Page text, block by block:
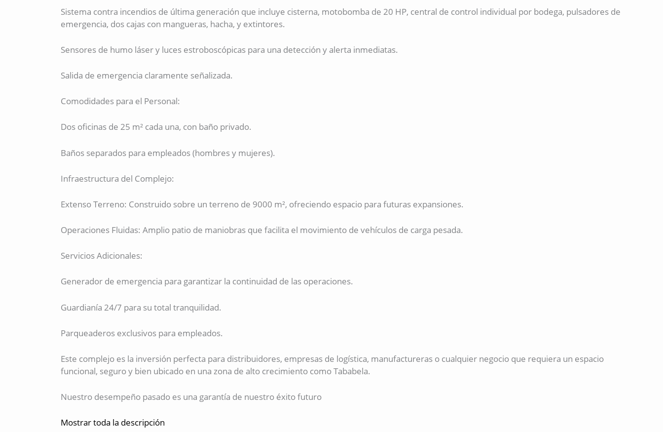
Sistema contra incendios de última generación que incluye cisterna, motobomba de 20 HP, central de control individual por bodega, pulsadores de
emergencia, dos cajas con mangueras, hacha, y extintores.
Sensores de humo láser y luces estroboscópicas para una detección y alerta inmediatas.
Salida de emergencia claramente señalizada.
Comodidades para el Personal:
Dos oficinas de 25 m² cada una, con baño privado.
Baños separados para empleados (hombres y mujeres).
Infraestructura del Complejo:
Extenso Terreno: Construido sobre un terreno de 9000 m², ofreciendo espacio para futuras expansiones.
Operaciones Fluidas: Amplio patio de maniobras que facilita el movimiento de vehículos de carga pesada.
Servicios Adicionales:
Generador de emergencia para garantizar la continuidad de las operaciones.
Guardianía 24/7 para su total tranquilidad.
Parqueaderos exclusivos para empleados.
Este complejo es la inversión perfecta para distribuidores, empresas de logística, manufactureras o cualquier negocio que requiera un espacio
funcional, seguro y bien ubicado en una zona de alto crecimiento como Tababela.
Nuestro desempeño pasado es una garantía de nuestro éxito futuro
Mostrar toda la descripción